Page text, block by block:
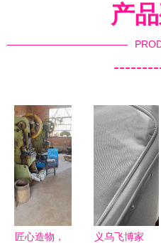
产
匠心造物，
义乌飞博家